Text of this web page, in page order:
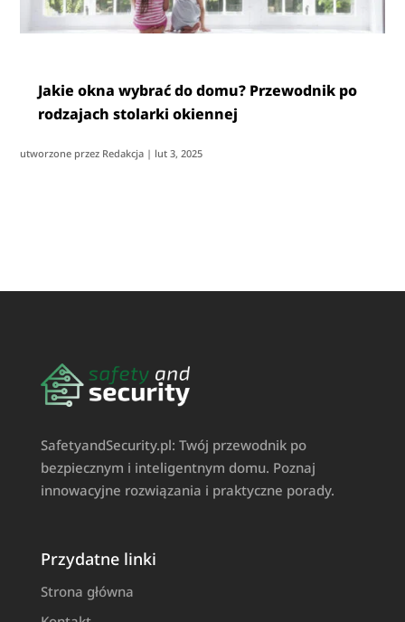
Jakie okna wybrać do domu? Przewodnik po
rodzajach stolarki okiennej
utworzone przez Redakcja | lut 3, 2025
SafetyandSecurity.pl: Twój przewodnik po
bezpiecznym i inteligentnym domu. Poznaj
innowacyjne rozwiązania i praktyczne porady.
Przydatne linki
Strona główna